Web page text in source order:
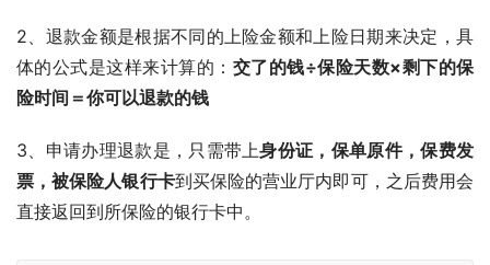
2、退款金额是根据不同的上险金额和上险日期来决定，具
体的公式是这样来计算的： 交了的钱÷保险天数×剩下的保
险时间＝你可以退款的钱
3、申请办理退款是，只需带上身份证，保单原件，保费发
票，被保险人银行卡到买保险的营业厅内即可，之后费用会
直接返回到所保险的银行卡中。